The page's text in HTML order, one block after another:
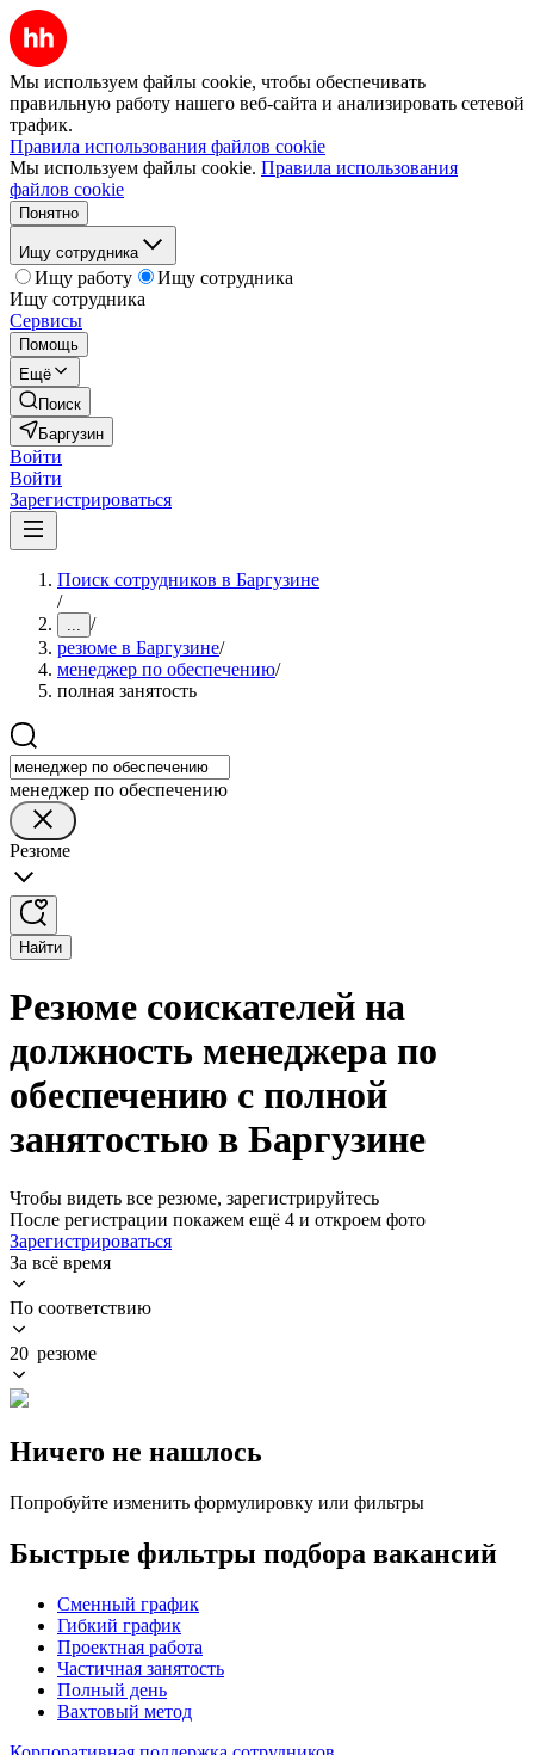
Мы используем файлы cookie, чтобы обеспечивать
правильную работу нашего веб-сайта и анализировать сетевой
трафик.
Правила использования файлов cookie
Мы используем файлы cookie. Правила использования
файлов cookie
Понятно
Ищу сотрудника
Ищу работу
Ищу сотрудника
Ищу сотрудника
Сервисы
Помощь
Ещё
Поиск
Баргузин
Войти
Войти
Зарегистрироваться
Поиск сотрудников в Баргузине
/
... /
резюме в Баргузине/
менеджер по обеспечению/
полная занятость
менеджер по обеспечению
Резюме
Найти
Резюме соискателей на
должность менеджера по
обеспечению с полной
занятостью в Баргузине
Чтобы видеть все резюме, зарегистрируйтесь
После регистрации покажем ещё 4 и откроем фото
Зарегистрироваться
За всё время
По соответствию
20 резюме
Ничего не нашлось
Попробуйте изменить формулировку или фильтры
Быстрые фильтры подбора вакансий
Сменный график
Гибкий график
Проектная работа
Частичная занятость
Полный день
Вахтовый метод